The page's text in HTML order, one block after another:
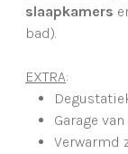
slaapkamers
bad).
EXTRA:
Garage
Verwarmd